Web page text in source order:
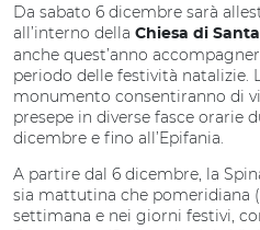
Da sabato 6 dicembre sarà
all’interno della Chiesa di
anche quest’anno
periodo delle festività natalizie.
monumento consentiranno di
presepe in diverse fasce orarie
dicembre e fino all’Epifania.
A partire dal 6 dicembre, la
sia mattutina che pomeridiana
settimana e nei giorni festivi,